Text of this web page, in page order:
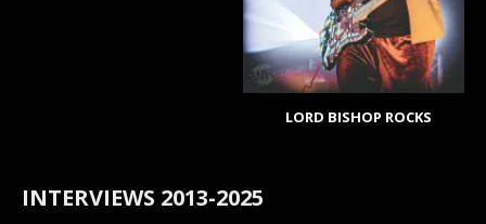
LORD BISHOP ROCKS
INTERVIEWS 2013-2025